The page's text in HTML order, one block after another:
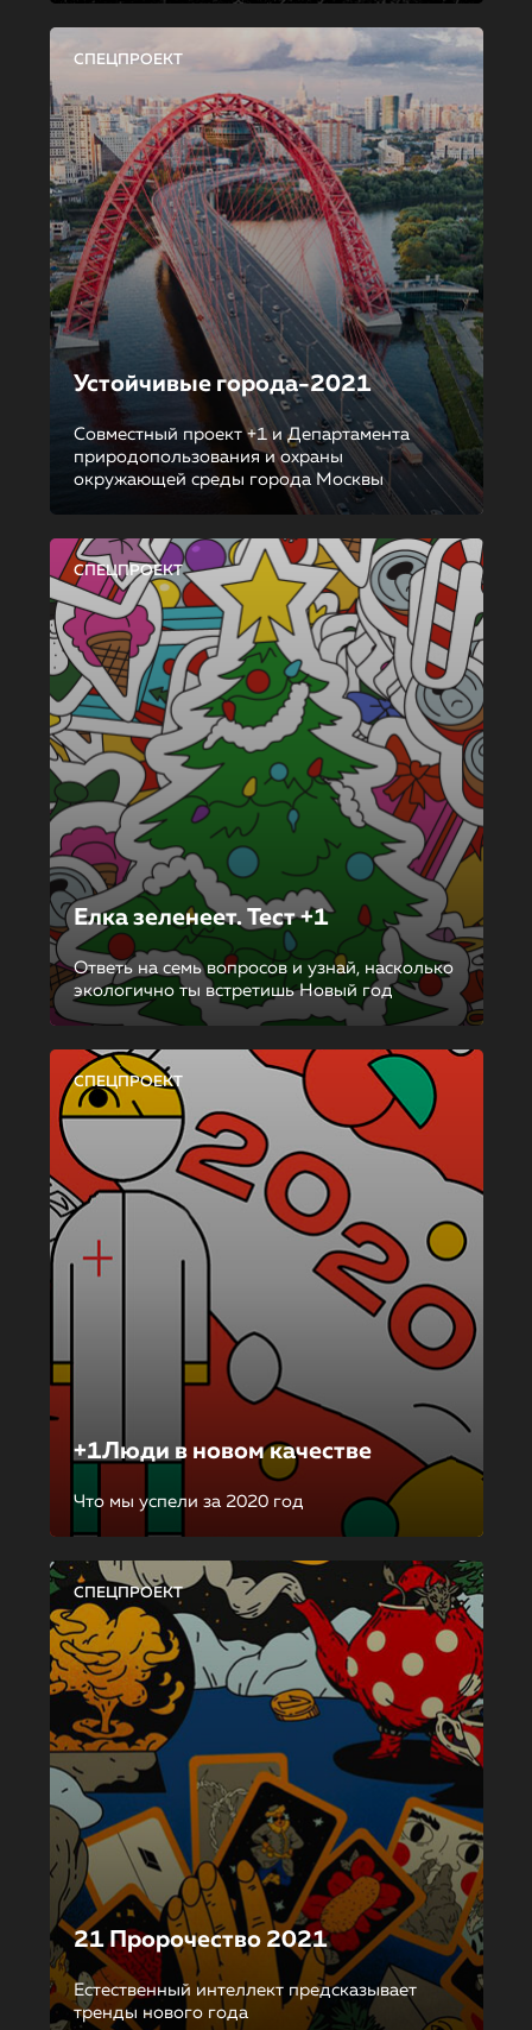
СПЕЦПРОЕКТ
Устойчивые города-2021
Совместный проект +1 и Департамента
природопользования и охраны
окружающей среды города Москвы
СПЕЦПРОЕКТ
Елка зеленеет. Тест +1
Ответь на семь вопросов и узнай, насколько
экологично ты встретишь Новый год
СПЕЦПРОЕКТ
+1Люди в новом качестве
Что мы успели за 2020 год
СПЕЦПРОЕКТ
21 Пророчество 2021
Естественный интеллект предсказывает
тренды нового года